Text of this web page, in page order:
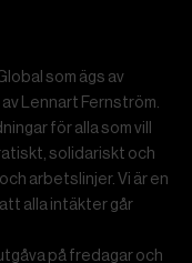
som ägs av
Lennart Fernström.
för alla som vill
solidariskt och
arbetslinjer. Vi är en
alla intäkter går
på fredagar och